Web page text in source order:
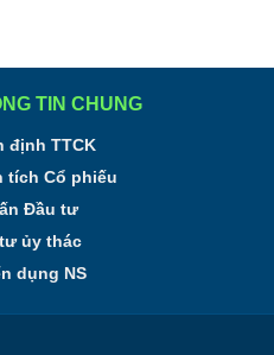
TIN CHUNG
định TTCK
tích Cổ phiếu
Đầu tư
ủy thác
dụng NS